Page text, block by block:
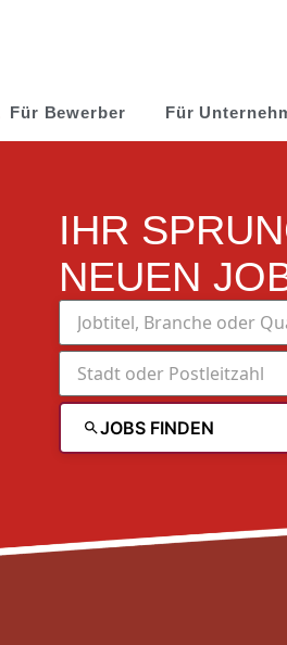
Für Bewerber Für
IHR
NEUEN
JOBS FINDEN